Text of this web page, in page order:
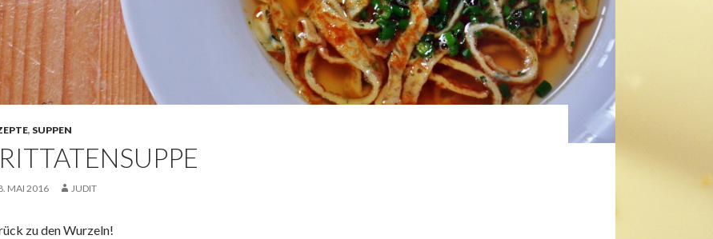
, SUPPEN
MAI 2016 JUDIT
zu den Wurzeln!